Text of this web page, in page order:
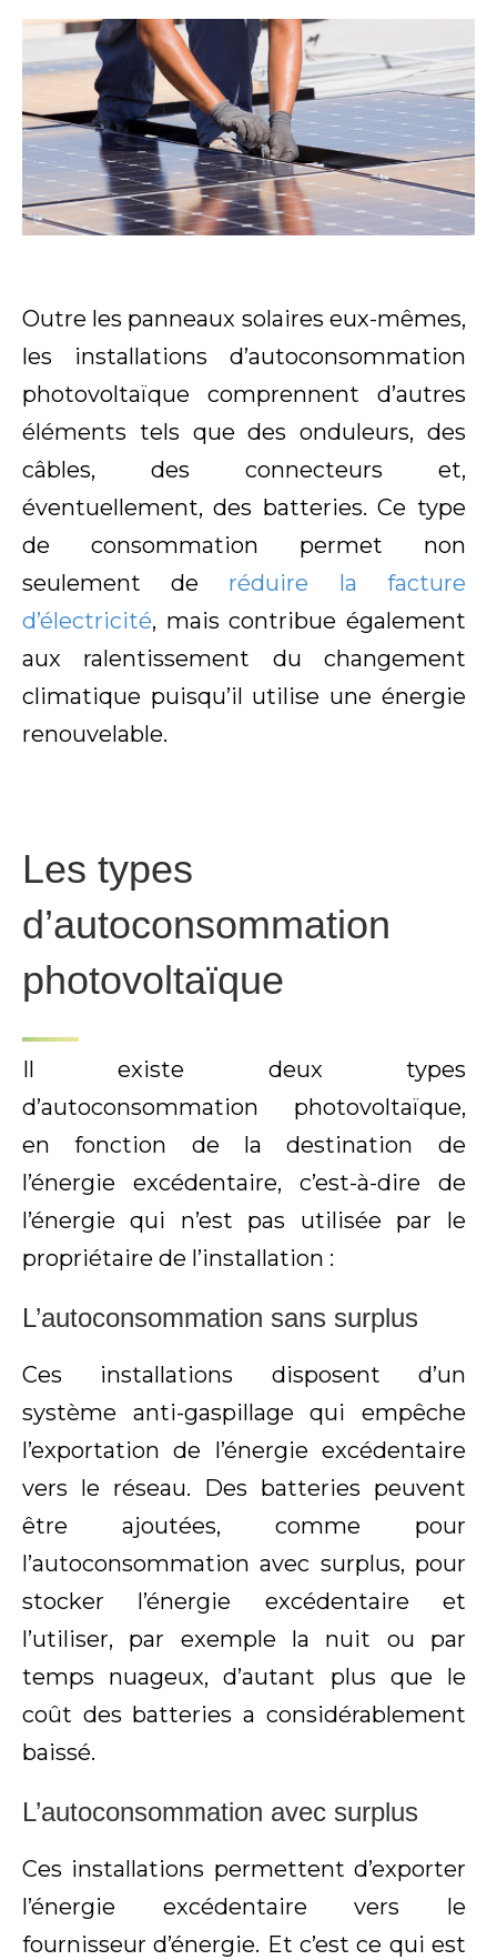
Outre les panneaux solaires eux-mêmes,
les installations d’autoconsommation
photovoltaïque comprennent d’autres
éléments tels que des onduleurs, des
câbles, des connecteurs et,
éventuellement, des batteries. Ce type
de consommation permet non
seulement de réduire la facture
d’électricité, mais contribue également
aux ralentissement du changement
climatique puisqu’il utilise une énergie
renouvelable.
Les types
d’autoconsommation
photovoltaïque
Il existe deux types
d’autoconsommation photovoltaïque,
en fonction de la destination de
l’énergie excédentaire, c’est-à-dire de
l’énergie qui n’est pas utilisée par le
propriétaire de l’installation :
L’autoconsommation sans surplus
Ces installations disposent d’un
système anti-gaspillage qui empêche
l’exportation de l’énergie excédentaire
vers le réseau. Des batteries peuvent
être ajoutées, comme pour
l’autoconsommation avec surplus, pour
stocker l’énergie excédentaire et
l’utiliser, par exemple la nuit ou par
temps nuageux, d’autant plus que le
coût des batteries a considérablement
baissé.
L’autoconsommation avec surplus
Ces installations permettent d’exporter
l’énergie excédentaire vers le
fournisseur d’énergie. Et c’est ce qui est